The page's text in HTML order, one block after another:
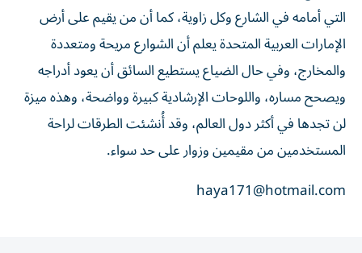
الإمارات العربية المتحدة يعلم أن الشوارع مريحة ومتعددة
والمخارج، وفي حال الضياع يستطيع السائق أن يعود أدراجه
ويصحح مساره، واللوحات الإرشادية كبيرة وواضحة، وهذه ميزة
لن تجدها في أكثر دول العالم، وقد أُنشئت الطرقات لراحة
المستخدمين من مقيمين وزوار على حد سواء.